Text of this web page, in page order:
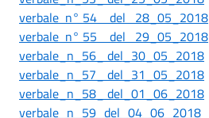
verbale n° 54 del 28_05_2018
verbale n° 55 del 29_05_2018
verbale_n_56_ del_30_05_2018
verbale_n_57_ del_31_05_2018
verbale_n_58_ del_01_06_2018
verbale_n_59_del_04_06_2018